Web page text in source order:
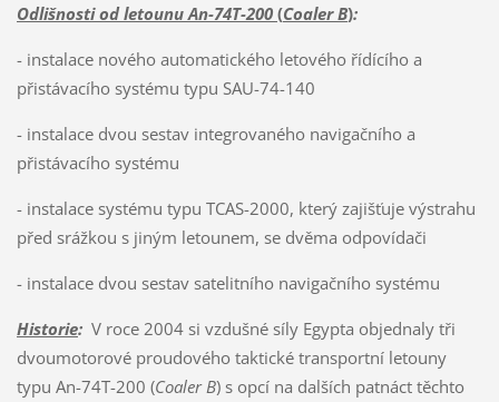
Odlišnosti od letounu An-74T-200 (Coaler B):
- instalace nového automatického letového řídícího a
přistávacího systému typu SAU-74-140
- instalace dvou sestav integrovaného navigačního a
přistávacího systému
- instalace systému typu TCAS-2000, který zajišťuje výstrahu
před srážkou s jiným letounem, se dvěma odpovídači
- instalace dvou sestav satelitního navigačního systému
Historie:V roce 2004 si vzdušné síly Egypta objednaly tři
dvoumotorové proudového taktické transportní letouny
typu An-74T-200 (Coaler B) s opcí na dalších patnáct těchto